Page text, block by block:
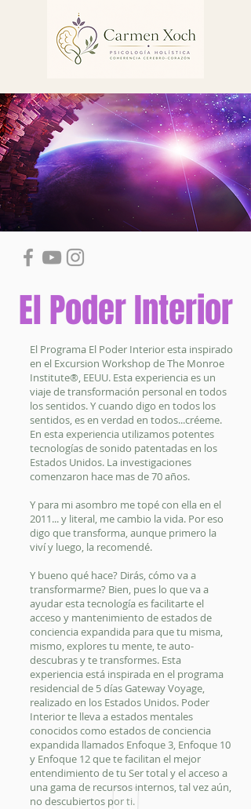
El Poder Interior
El Programa El Poder Interior esta inspirado
en el Excursion Workshop de The Monroe
Institute®, EEUU. Esta experiencia es un
viaje de transformación personal en todos
los sentidos. Y cuando digo en todos los
sentidos, es en verdad en todos...créeme.
En esta experiencia utilizamos potentes
tecnologías de sonido patentadas en los
Estados Unidos. La investigaciones
comenzaron hace mas de 70 años.
Y para mi asombro me topé con ella en el
2011... y literal, me cambio la vida. Por eso
digo que transforma, aunque primero la
viví y luego, la recomendé.
Y bueno qué hace? Dirás, cómo va a
transformarme? Bien, pues lo que va a
ayudar esta tecnología es facilitarte el
acceso y mantenimiento de estados de
conciencia expandida para que tu misma,
mismo, explores tu mente, te auto-
descubras y te transformes. Esta
experiencia está inspirada en el programa
residencial de 5 días Gateway Voyage,
realizado en los Estados Unidos. Poder
Interior te lleva a estados mentales
conocidos como estados de conciencia
expandida llamados Enfoque 3, Enfoque 10
y Enfoque 12 que te facilitan el mejor
entendimiento de tu Ser total y el acceso a
una gama de recursos internos, tal vez aún,
no descubiertos por ti.